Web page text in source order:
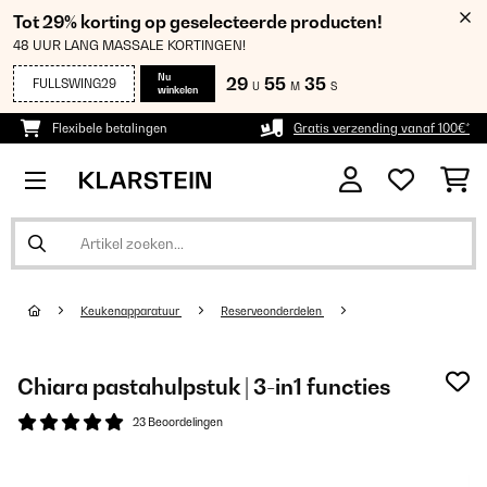
Tot 29% korting op geselecteerde producten!
48 UUR LANG MASSALE KORTINGEN!
FULLSWING29
Nu
winkelen
29 U 55 M 35 S
Flexibele betalingen Gratis verzending vanaf 100€*
Keukenapparatuur Reserveonderdelen
Chiara pastahulpstuk | 3-in1 functies
23 Beoordelingen